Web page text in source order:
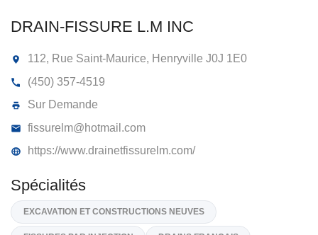
DRAIN-FISSURE L.M INC
(450) 357-4519
Sur Demande